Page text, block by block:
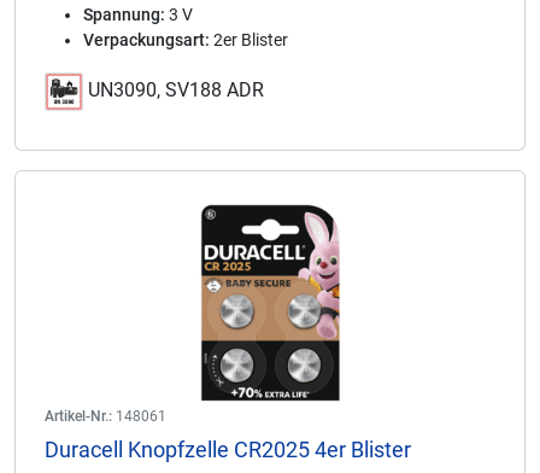
Spannung: 3 V
Verpackungsart: 2er Blister
UN3090, SV188 ADR
Artikel-Nr.: 148061
Duracell Knopfzelle CR2025 4er Blister